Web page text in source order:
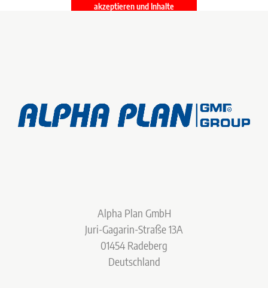
akzeptieren und Inhalte
Alpha Plan GmbH
Juri-Gagarin-Straße 13A
01454 Radeberg
Deutschland